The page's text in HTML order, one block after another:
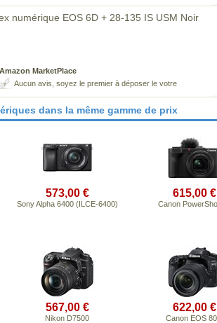
numérique EOS 6D + 28-135 IS USM Noir
Amazon MarketPlace
Aucun avis, soyez le premier à déposer le votre
dans la même gamme de prix
573,00 €
Sony Alpha 6400 (ILCE-6400)
615,00 €
Canon
567,00 €
Nikon D7500
622,00 €
Canon EOS